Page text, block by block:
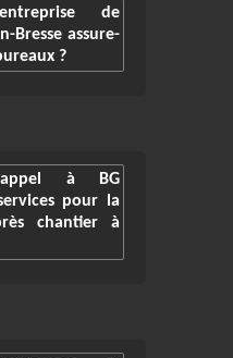
de
Bresse assure-
?
à BG
pour la
chantier à